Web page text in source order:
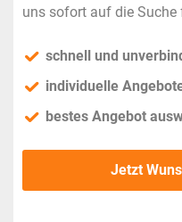
uns sofort auf die
schnell und
individuelle
bestes Angebot
Jetzt